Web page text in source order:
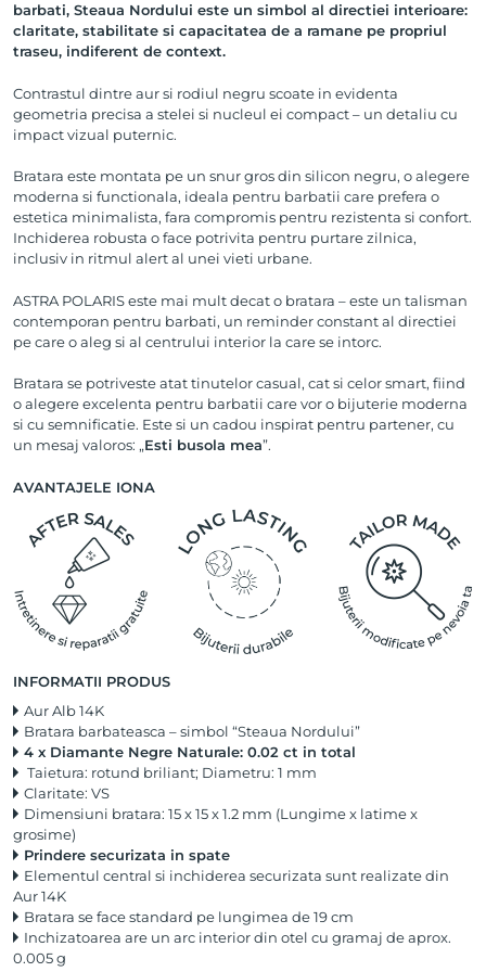
barbati, Steaua Nordului este un simbol al directiei interioare:
claritate, stabilitate si capacitatea de a ramane pe propriul
traseu, indiferent de context.
Contrastul dintre aur si rodiul negru scoate in evidenta
geometria precisa a stelei si nucleul ei compact – un detaliu cu
impact vizual puternic.
Bratara este montata pe un snur gros din silicon negru, o alegere
moderna si functionala, ideala pentru barbatii care prefera o
estetica minimalista, fara compromis pentru rezistenta si confort.
Inchiderea robusta o face potrivita pentru purtare zilnica,
inclusiv in ritmul alert al unei vieti urbane.
ASTRA POLARIS este mai mult decat o bratara – este un talisman
contemporan pentru barbati, un reminder constant al directiei
pe care o aleg si al centrului interior la care se intorc.
Bratara se potriveste atat tinutelor casual, cat si celor smart, fiind
o alegere excelenta pentru barbatii care vor o bijuterie moderna
si cu semnificatie. Este si un cadou inspirat pentru partener, cu
un mesaj valoros: „Esti busola mea”.
AVANTAJELE IONA
INFORMATII PRODUS
Aur Alb 14K
Bratara barbateasca – simbol “Steaua Nordului”
4 x Diamante Negre Naturale: 0.02 ct in total
Taietura: rotund briliant; Diametru: 1 mm
Claritate: VS
Dimensiuni bratara: 15 x 15 x 1.2 mm (Lungime x latime x
grosime)
Prindere securizata in spate
Elementul central si inchiderea securizata sunt realizate din
Aur 14K
Bratara se face standard pe lungimea de 19 cm
Inchizatoarea are un arc interior din otel cu gramaj de aprox.
0.005 g